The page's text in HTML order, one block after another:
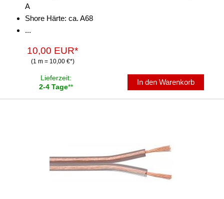
A
Shore Härte: ca. A68
...
10,00 EUR*
(1 m = 10,00 €*)
Lieferzeit:
2-4 Tage**
In den Warenkorb